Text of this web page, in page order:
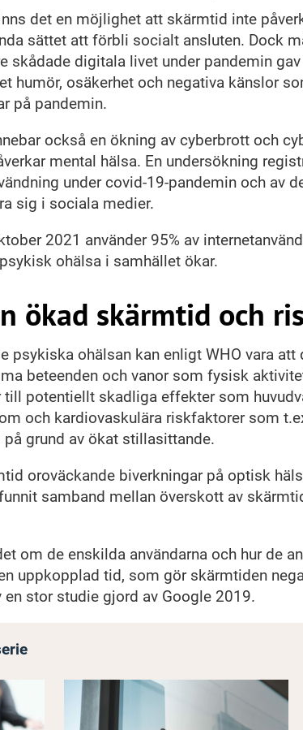
det en möjlighet att skärmtid inte
sättet att förbli socialt ansluten. Dock
skådade digitala livet under pandemin
humör, osäkerhet och negativa känslor
på pandemin.
också en ökning av cyberbrott och
mental hälsa. En undersökning
under covid-19-pandemin och av
sig i sociala medier.
2021 använder 95% av
ohälsa i samhället ökar.
ökad skärmtid och
psykiska ohälsan kan enligt WHO vara att
beteenden och vanor som fysisk
till potentiellt skadliga effekter som
och kardiovaskulära riskfaktorer som
grund av ökat stillasittande.
oroväckande biverkningar på optisk
samband mellan överskott av
om de enskilda användarna och hur de
uppkopplad tid, som gör skärmtiden
en stor studie gjord av Google 2019.